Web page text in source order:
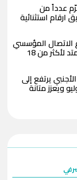
عدداً من
ارقام استثنائية
الربع الأول من
المؤسسي
بالمصرف المتحد بخبرة تمتد لأكثر من 18
يرتفع إلى
ويعزز متانة